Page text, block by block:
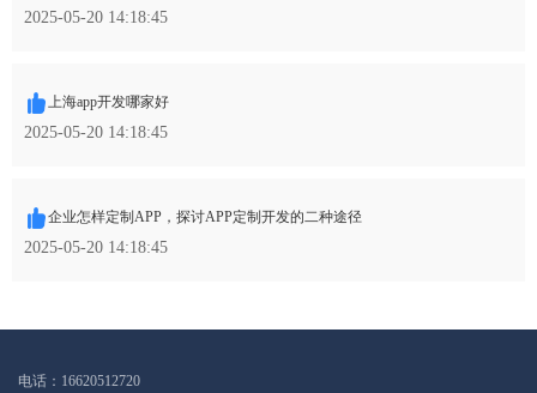
2025-05-20 14:18:45
上海app开发哪家好
2025-05-20 14:18:45
企业怎样定制APP，探讨APP定制开发的二种途径
2025-05-20 14:18:45
电话：16620512720